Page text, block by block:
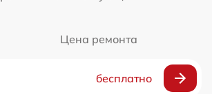
Цена ремонта
бесплатно